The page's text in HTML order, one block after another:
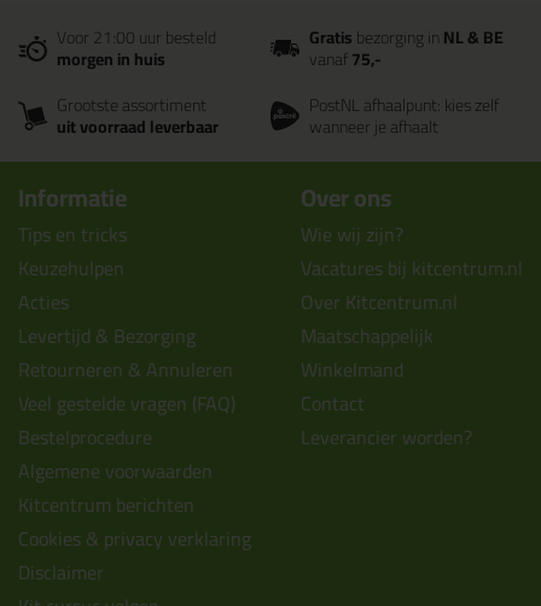
Voor 21:00 uur besteld
morgen in huis
Gratisbezorging inNL & BE
vanaf75,-
Grootste assortiment
uit voorraad leverbaar
PostNL afhaalpunt: kies zelf
wanneer je afhaalt
Informatie
Tips en tricks
Keuzehulpen
Acties
Levertijd & Bezorging
Retourneren & Annuleren
Veel gestelde vragen (FAQ)
Bestelprocedure
Algemene voorwaarden
Kitcentrum berichten
Cookies & privacy verklaring
Disclaimer
Over ons
Wie wij zijn?
Vacatures bij kitcentrum.nl
Over Kitcentrum.nl
Maatschappelijk
Winkelmand
Contact
Leverancier worden?